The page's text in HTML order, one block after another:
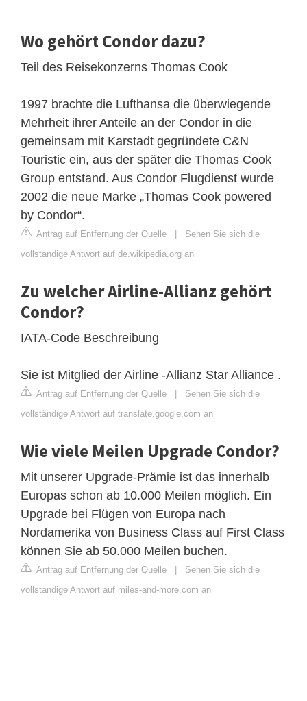
Wo gehört Condor dazu?
Teil des Reisekonzerns Thomas Cook
1997 brachte die Lufthansa die überwiegende
Mehrheit ihrer Anteile an der Condor in die
gemeinsam mit Karstadt gegründete C&N
Touristic ein, aus der später die Thomas Cook
Group entstand. Aus Condor Flugdienst wurde
2002 die neue Marke „Thomas Cook powered
by Condor“.
Antrag auf Entfernung der Quelle | Sehen Sie sich die
vollständige Antwort auf de.wikipedia.org an
Zu welcher Airline-Allianz gehört
Condor?
IATA-Code Beschreibung
Sie ist Mitglied der Airline -Allianz Star Alliance .
Antrag auf Entfernung der Quelle | Sehen Sie sich die
vollständige Antwort auf translate.google.com an
Wie viele Meilen Upgrade Condor?
Mit unserer Upgrade-Prämie ist das innerhalb
Europas schon ab 10.000 Meilen möglich. Ein
Upgrade bei Flügen von Europa nach
Nordamerika von Business Class auf First Class
können Sie ab 50.000 Meilen buchen.
Antrag auf Entfernung der Quelle | Sehen Sie sich die
vollständige Antwort auf miles-and-more.com an